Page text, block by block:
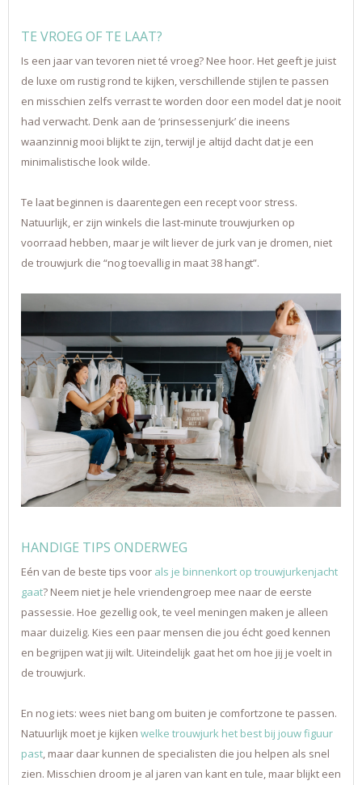
TE VROEG OF TE LAAT?
Is een jaar van tevoren niet té vroeg? Nee hoor. Het geeft je juist
de luxe om rustig rond te kijken, verschillende stijlen te passen
en misschien zelfs verrast te worden door een model dat je nooit
had verwacht. Denk aan de ‘prinsessenjurk’ die ineens
waanzinnig mooi blijkt te zijn, terwijl je altijd dacht dat je een
minimalistische look wilde.
Te laat beginnen is daarentegen een recept voor stress.
Natuurlijk, er zijn winkels die last-minute trouwjurken op
voorraad hebben, maar je wilt liever de jurk van je dromen, niet
de trouwjurk die “nog toevallig in maat 38 hangt”.
HANDIGE TIPS ONDERWEG
Eén van de beste tips voor als je binnenkort op trouwjurkenjacht
gaat? Neem niet je hele vriendengroep mee naar de eerste
passessie. Hoe gezellig ook, te veel meningen maken je alleen
maar duizelig. Kies een paar mensen die jou écht goed kennen
en begrijpen wat jij wilt. Uiteindelijk gaat het om hoe jij je voelt in
de trouwjurk.
En nog iets: wees niet bang om buiten je comfortzone te passen.
Natuurlijk moet je kijken welke trouwjurk het best bij jouw figuur
past, maar daar kunnen de specialisten die jou helpen als snel
zien. Misschien droom je al jaren van kant en tule, maar blijkt een